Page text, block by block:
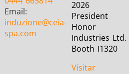
Email:
induzione@ceia-
spa.com
2026
President
Honor
Industries Ltd.
Booth I1320
Visitar